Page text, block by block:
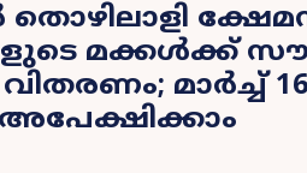
തൊഴിലാളി
മക്കള്‍ക്ക്
മാര്‍ച്ച്
അപേക്ഷിക്കാം